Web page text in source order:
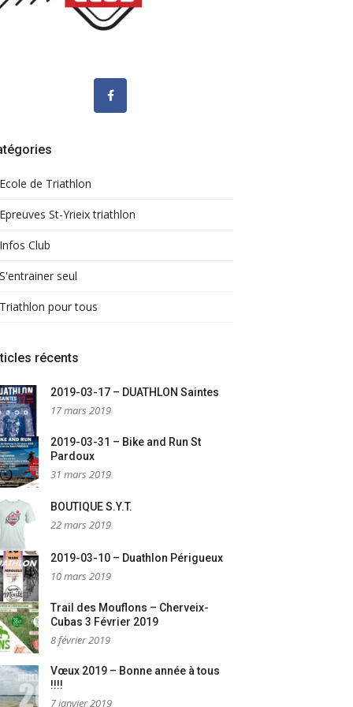
Ecole de Triathlon
Epreuves St-Yrieix triathlon
Infos Club
S'entrainer seul
Triathlon pour tous
récents
2019-03-17 – DUATHLON Saintes
17 mars 2019
2019-03-31 – Bike and Run St
Pardoux
31 mars 2019
BOUTIQUE S.Y.T.
22 mars 2019
2019-03-10 – Duathlon Périgueux
10 mars 2019
Trail des Mouflons – Cherveix-
Cubas 3 Février 2019
8 février 2019
Vœux 2019 – Bonne année à tous
!!!!
7 janvier 2019